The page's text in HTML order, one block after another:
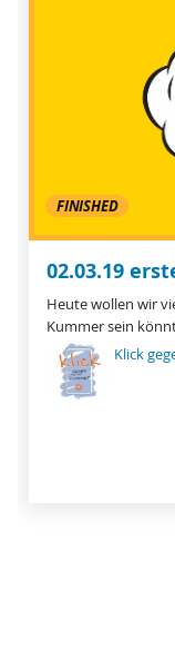
FINISHED
02.03.19
Heute wollen wir
Kummer sein
Klick